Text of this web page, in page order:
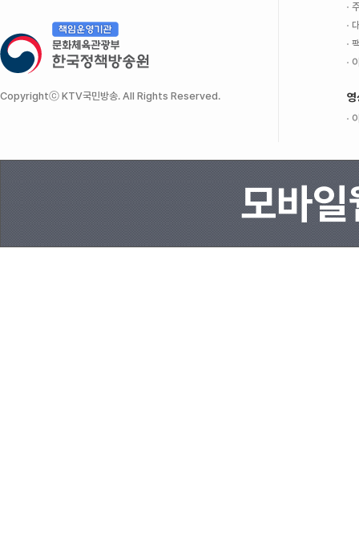
Copyrightⓒ KTV국민방송. All Rights Reserved. 영
모바